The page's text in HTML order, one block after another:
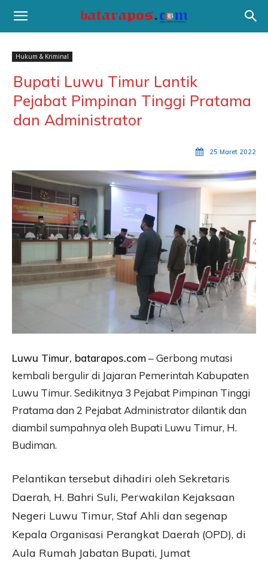
Hukum & Kriminal
Bupati Luwu Timur Lantik
Pejabat Pimpinan Tinggi Pratama
dan Administrator
25 Maret 2022
Luwu Timur, batarapos.com– Gerbong mutasi
kembali bergulir di Jajaran Pemerintah Kabupaten
Luwu Timur. Sedikitnya 3 Pejabat Pimpinan Tinggi
Pratama dan 2 Pejabat Administrator dilantik dan
diambil sumpahnya oleh Bupati Luwu Timur, H.
Budiman.
Pelantikan tersebut dihadiri oleh Sekretaris
Daerah, H. Bahri Suli, Perwakilan Kejaksaan
Negeri Luwu Timur, Staf Ahli dan segenap
Kepala Organisasi Perangkat Daerah (OPD), di
Aula Rumah Jabatan Bupati, Jumat